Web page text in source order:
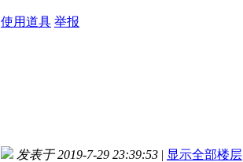
使用道具 举报
发表于 2019-7-29 23:39:53 | 显示全部楼层